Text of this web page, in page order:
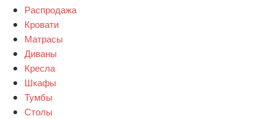
Распродажа
Кровати
Матрасы
Диваны
Кресла
Шкафы
Тумбы
Столы